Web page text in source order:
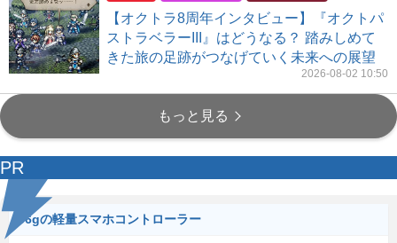
【オクトラ8周年インタビュー】『オクトパ
ストラベラーIII』はどうなる？ 踏みしめて
きた旅の足跡がつなげていく未来への展望
2026-08-02 10:50
もっと見る
PR
56gの軽量スマホコントローラー